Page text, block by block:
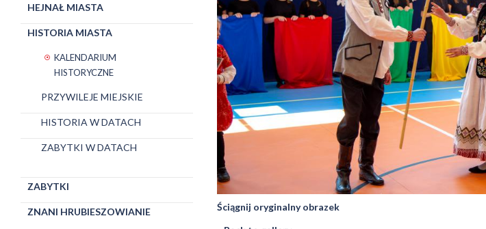
HEJNAŁ MIASTA
HISTORIA MIASTA
KALENDARIUM
HISTORYCZNE
PRZYWILEJE MIEJSKIE
HISTORIA W DATACH
ZABYTKI W DATACH
ZABYTKI
ZNANI HRUBIESZOWIANIE
Ściągnij oryginalny obrazek